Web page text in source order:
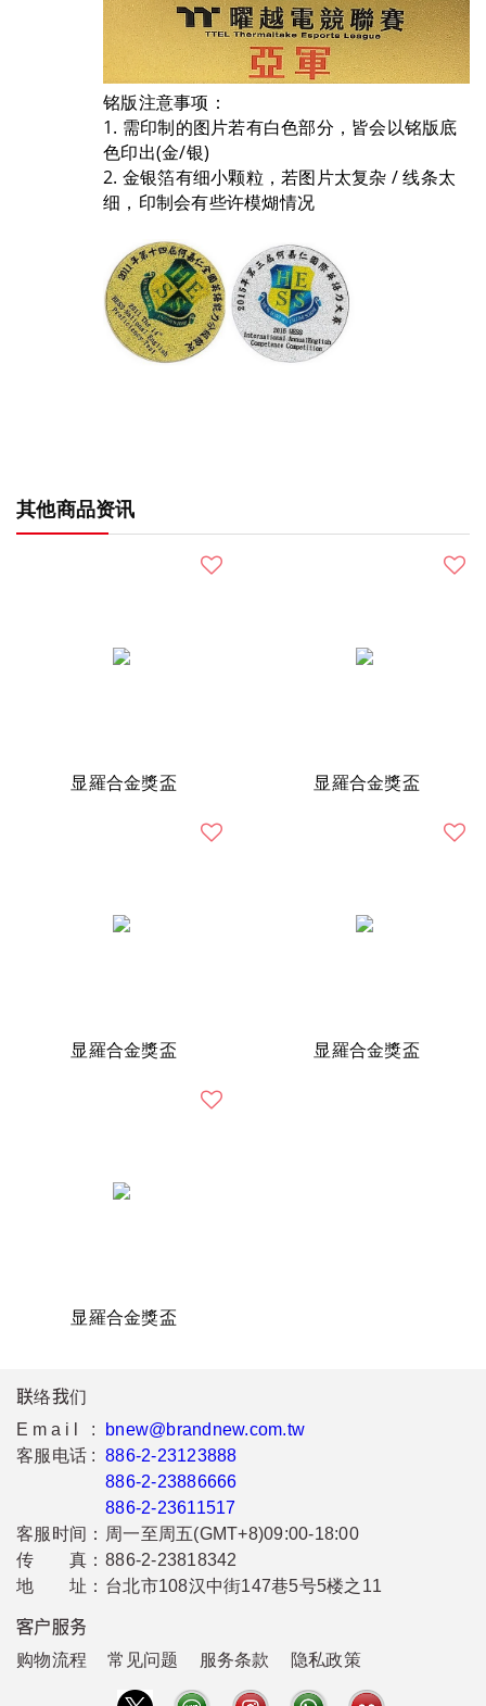
铭版注意事项：
1. 需印制的图片若有白色部分，皆会以铭版底
色印出(金/银)
2. 金银箔有细小颗粒，若图片太复杂 / 线条太
细，印制会有些许模煳情况
其他商品资讯
显羅合金獎盃 显羅合金獎盃
显羅合金獎盃 显羅合金獎盃
显羅合金獎盃
联络我们
Email :
bnew@brandnew.com.tw
客服电话 : 886-2-23123888
886-2-23886666
886-2-23611517
客服时间： 周一至周五(GMT+8)09:00-18:00
传 真： 886-2-23818342
地 址： 台北市108汉中街147巷5号5楼之11
客户服务
购物流程 常见问题 服务条款 隐私政策